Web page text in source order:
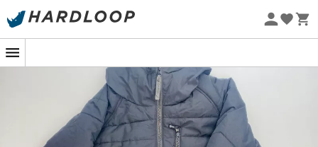
Letní akce 🔥 -5 % EXTRA při nákupu 2 produktů* s kódem